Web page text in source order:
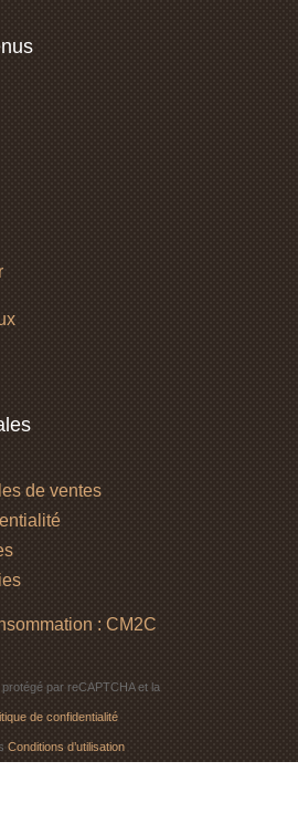
de ventes
: CM2C
par reCAPTCHA et la
de confidentialité
Conditions d’utilisation